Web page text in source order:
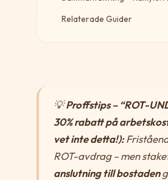
Relaterade Guider
💡Proffstips – “ROT-
30% rabatt på
vet inte detta!):
ROT-avdrag – men
anslutning till bostaden